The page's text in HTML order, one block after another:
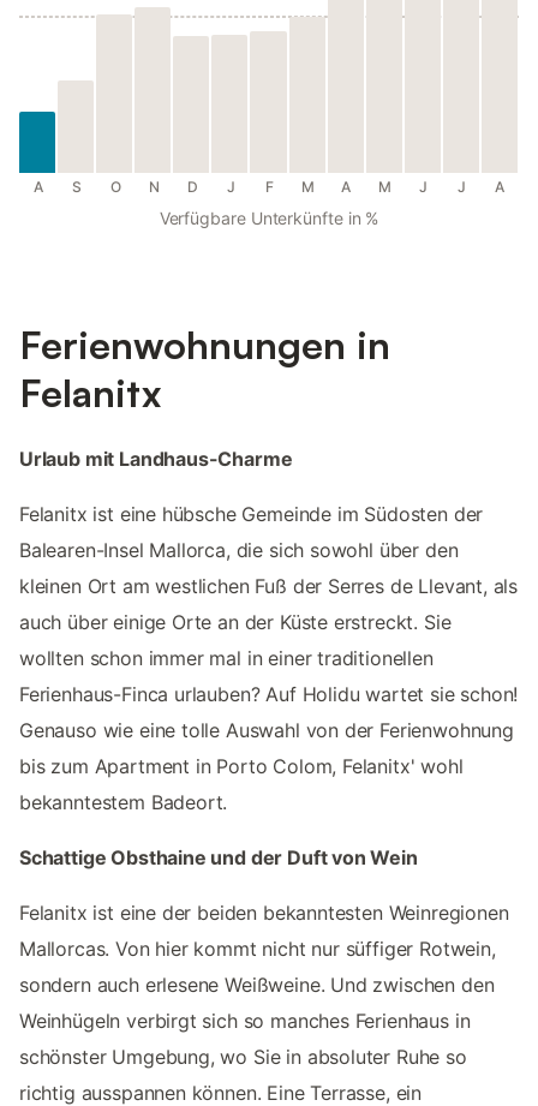
A S O N D J F M A M J J A
Verfügbare Unterkünfte in %
Ferienwohnungen in
Felanitx
Urlaub mit Landhaus-Charme
Felanitx ist eine hübsche Gemeinde im Südosten der
Balearen-Insel Mallorca, die sich sowohl über den
kleinen Ort am westlichen Fuß der Serres de Llevant, als
auch über einige Orte an der Küste erstreckt. Sie
wollten schon immer mal in einer traditionellen
Ferienhaus-Finca urlauben? Auf Holidu wartet sie schon!
Genauso wie eine tolle Auswahl von der Ferienwohnung
bis zum Apartment in Porto Colom, Felanitx' wohl
bekanntestem Badeort.
Schattige Obsthaine und der Duft von Wein
Felanitx ist eine der beiden bekanntesten Weinregionen
Mallorcas. Von hier kommt nicht nur süffiger Rotwein,
sondern auch erlesene Weißweine. Und zwischen den
Weinhügeln verbirgt sich so manches Ferienhaus in
schönster Umgebung, wo Sie in absoluter Ruhe so
richtig ausspannen können. Eine Terrasse, ein